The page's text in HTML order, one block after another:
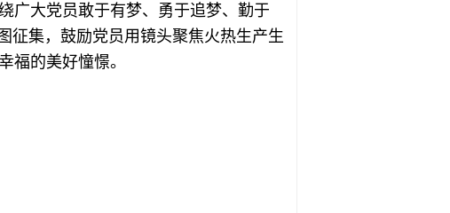
广大党员敢于有梦、勇于追梦、勤于
征集，鼓励党员用镜头聚焦火热生产生
福的美好憧憬。